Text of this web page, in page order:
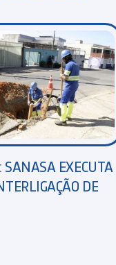
SANASA EXECUTA
DE